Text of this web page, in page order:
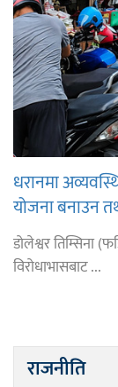
धरानमा
योजना बनाउन
डोलेश्वर तिम्सिना
विरोधाभासबाट ...
राजनीति